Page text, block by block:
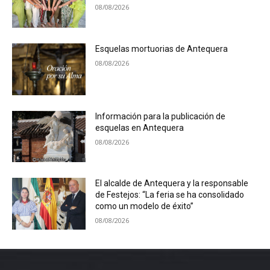
08/08/2026
Esquelas mortuorias de Antequera
08/08/2026
Información para la publicación de
esquelas en Antequera
08/08/2026
El alcalde de Antequera y la responsable
de Festejos: “La feria se ha consolidado
como un modelo de éxito”
08/08/2026